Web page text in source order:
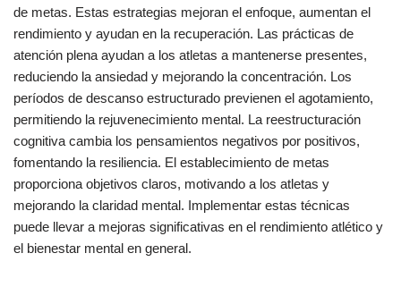
de metas. Estas estrategias mejoran el enfoque, aumentan el
rendimiento y ayudan en la recuperación. Las prácticas de
atención plena ayudan a los atletas a mantenerse presentes,
reduciendo la ansiedad y mejorando la concentración. Los
períodos de descanso estructurado previenen el agotamiento,
permitiendo la rejuvenecimiento mental. La reestructuración
cognitiva cambia los pensamientos negativos por positivos,
fomentando la resiliencia. El establecimiento de metas
proporciona objetivos claros, motivando a los atletas y
mejorando la claridad mental. Implementar estas técnicas
puede llevar a mejoras significativas en el rendimiento atlético y
el bienestar mental en general.